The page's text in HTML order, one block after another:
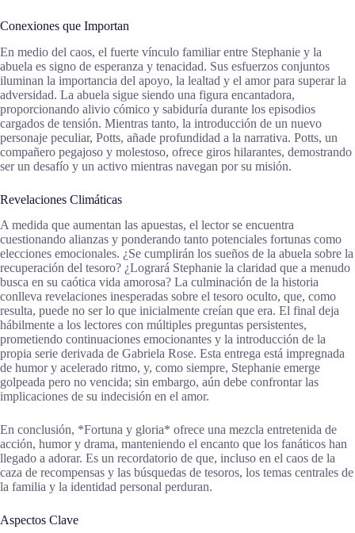
Conexiones que Importan
En medio del caos, el fuerte vínculo familiar entre Stephanie y la
abuela es signo de esperanza y tenacidad. Sus esfuerzos conjuntos
iluminan la importancia del apoyo, la lealtad y el amor para superar la
adversidad. La abuela sigue siendo una figura encantadora,
proporcionando alivio cómico y sabiduría durante los episodios
cargados de tensión. Mientras tanto, la introducción de un nuevo
personaje peculiar, Potts, añade profundidad a la narrativa. Potts, un
compañero pegajoso y molestoso, ofrece giros hilarantes, demostrando
ser un desafío y un activo mientras navegan por su misión.
Revelaciones Climáticas
A medida que aumentan las apuestas, el lector se encuentra
cuestionando alianzas y ponderando tanto potenciales fortunas como
elecciones emocionales. ¿Se cumplirán los sueños de la abuela sobre la
recuperación del tesoro? ¿Logrará Stephanie la claridad que a menudo
busca en su caótica vida amorosa? La culminación de la historia
conlleva revelaciones inesperadas sobre el tesoro oculto, que, como
resulta, puede no ser lo que inicialmente creían que era. El final deja
hábilmente a los lectores con múltiples preguntas persistentes,
prometiendo continuaciones emocionantes y la introducción de la
propia serie derivada de Gabriela Rose. Esta entrega está impregnada
de humor y acelerado ritmo, y, como siempre, Stephanie emerge
golpeada pero no vencida; sin embargo, aún debe confrontar las
implicaciones de su indecisión en el amor.
En conclusión, *Fortuna y gloria* ofrece una mezcla entretenida de
acción, humor y drama, manteniendo el encanto que los fanáticos han
llegado a adorar. Es un recordatorio de que, incluso en el caos de la
caza de recompensas y las búsquedas de tesoros, los temas centrales de
la familia y la identidad personal perduran.
Aspectos Clave